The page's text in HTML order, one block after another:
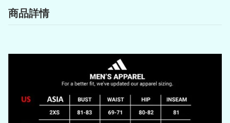
商品詳情